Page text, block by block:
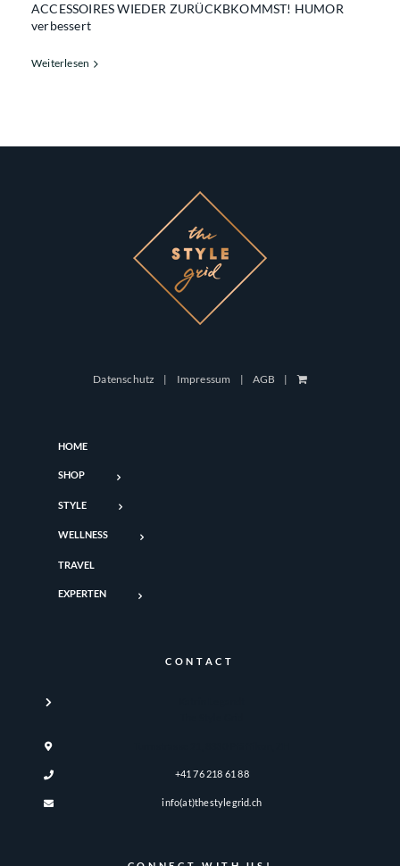
ACCESSOIRES WIEDER ZURÜCKBKOMMST! HUMOR
verbessert
Weiterlesen
Datenschutz Impressum AGB
HOME
SHOP
STYLE
WELLNESS
TRAVEL
EXPERTEN
CONTACT
+41 76 218 61 88
info(at)thestylegrid.ch